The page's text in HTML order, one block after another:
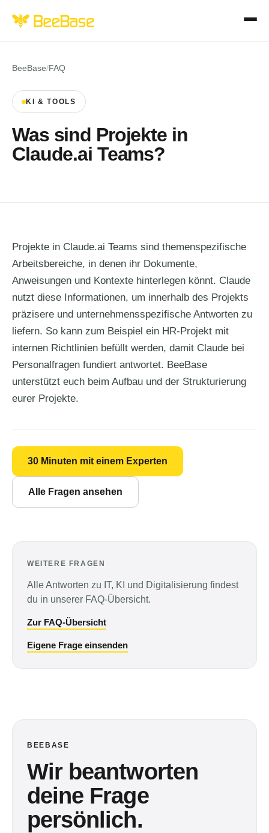
BeeBase/FAQ
KI & TOOLS
Was sind Projekte in
Claude.ai Teams?
Projekte in Claude.ai Teams sind themenspezifische
Arbeitsbereiche, in denen ihr Dokumente,
Anweisungen und Kontexte hinterlegen könnt. Claude
nutzt diese Informationen, um innerhalb des Projekts
präzisere und unternehmensspezifische Antworten zu
liefern. So kann zum Beispiel ein HR-Projekt mit
internen Richtlinien befüllt werden, damit Claude bei
Personalfragen fundiert antwortet. BeeBase
unterstützt euch beim Aufbau und der Strukturierung
eurer Projekte.
30 Minuten mit einem Experten
Alle Fragen ansehen
WEITERE FRAGEN
Alle Antworten zu IT, KI und Digitalisierung findest
du in unserer FAQ-Übersicht.
Zur FAQ-Übersicht
Eigene Frage einsenden
BEEBASE
Wir beantworten
deine Frage
persönlich.